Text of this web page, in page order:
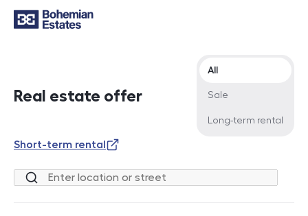
Real estate offer
Offer type
All
Sale
Long-term rental
Short-term rental
Location or street